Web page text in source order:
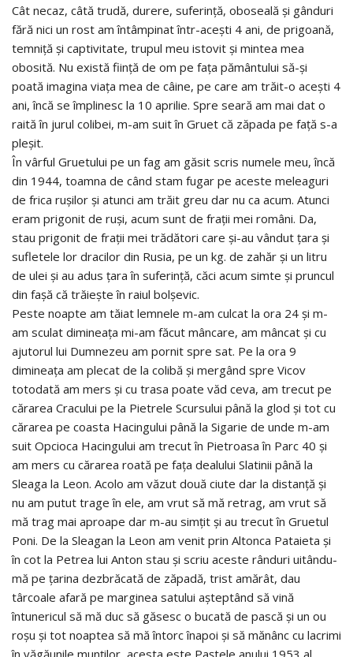
Cât necaz, câtă trudă, durere, suferință, oboseală și gânduri
fără nici un rost am întâmpinat într-acești 4 ani, de prigoană,
temniță și captivitate, trupul meu istovit și mintea mea
obosită. Nu există ființă de om pe fața pământului să-și
poată imagina viața mea de câine, pe care am trăit-o acești 4
ani, încă se împlinesc la 10 aprilie. Spre seară am mai dat o
raită în jurul colibei, m-am suit în Gruet că zăpada pe față s-a
pleșit.
În vârful Gruetului pe un fag am găsit scris numele meu, încă
din 1944, toamna de când stam fugar pe aceste meleaguri
de frica rușilor și atunci am trăit greu dar nu ca acum. Atunci
eram prigonit de ruși, acum sunt de frații mei români. Da,
stau prigonit de frații mei trădători care și-au vândut țara și
sufletele lor dracilor din Rusia, pe un kg. de zahăr și un litru
de ulei și au adus țara în suferință, căci acum simte și pruncul
din fașă că trăiește în raiul bolșevic.
Peste noapte am tăiat lemnele m-am culcat la ora 24 și m-
am sculat dimineața mi-am făcut mâncare, am mâncat și cu
ajutorul lui Dumnezeu am pornit spre sat. Pe la ora 9
dimineața am plecat de la colibă și mergând spre Vicov
totodată am mers și cu trasa poate văd ceva, am trecut pe
cărarea Cracului pe la Pietrele Scursului până la glod și tot cu
cărarea pe coasta Hacingului până la Sigarie de unde m-am
suit Opcioca Hacingului am trecut în Pietroasa în Parc 40 și
am mers cu cărarea roată pe fața dealului Slatinii până la
Sleaga la Leon. Acolo am văzut două ciute dar la distanță și
nu am putut trage în ele, am vrut să mă retrag, am vrut să
mă trag mai aproape dar m-au simțit și au trecut în Gruetul
Poni. De la Sleagan la Leon am venit prin Altonca Pataieta și
în cot la Petrea lui Anton stau și scriu aceste rânduri uitându-
mă pe țarina dezbrăcată de zăpadă, trist amărât, dau
târcoale afară pe marginea satului așteptând să vină
întunericul să mă duc să găsesc o bucată de pască și un ou
roșu și tot noaptea să mă întorc înapoi și să mănânc cu lacrimi
în văgăunile munților, acesta este Paștele anului 1953 al